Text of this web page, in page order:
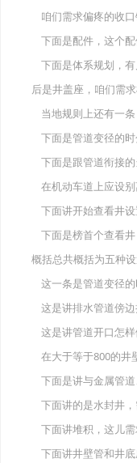
咱们需求偏疼的收口
下面是配件，这个
下面是体系规划，
后是井盖座，咱们需
当地规则上还有一
下面是管道变径的
下面是跟管道衔接
在机动车道上应设别
下面讲开始查看井
下面是榜首个查看
概括总共概括为五种
这一条是管道变径
这是讲排水管道傍
这是讲管道开口怎样
在大于等于800的井
下面是讲与金属管
下面讲的是水封井
下面讲堆积，这儿
下面讲井壁管和井